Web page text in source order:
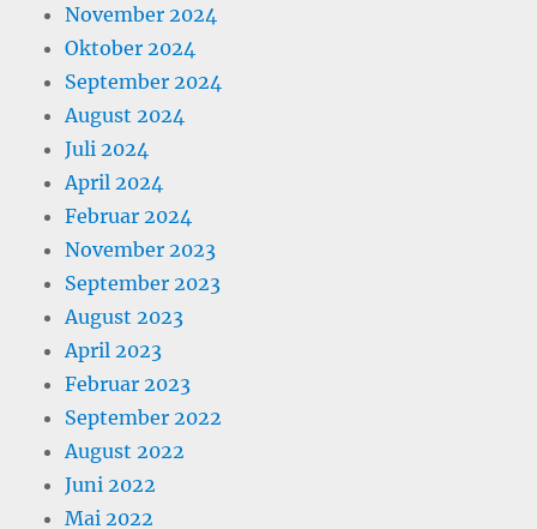
November 2024
Oktober 2024
September 2024
August 2024
Juli 2024
April 2024
Februar 2024
November 2023
September 2023
August 2023
April 2023
Februar 2023
September 2022
August 2022
Juni 2022
Mai 2022